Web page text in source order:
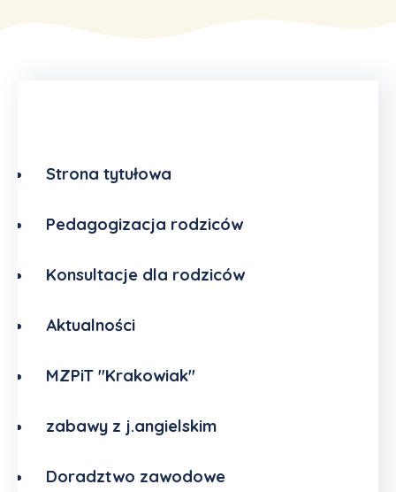
Strona tytułowa
Pedagogizacja rodziców
Konsultacje dla rodziców
Aktualności
MZPiT "Krakowiak"
zabawy z j.angielskim
Doradztwo zawodowe